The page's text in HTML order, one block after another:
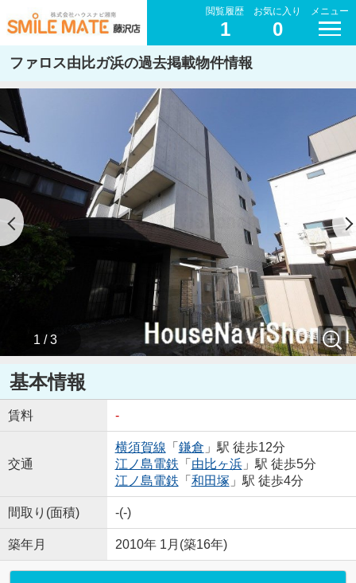
閲覧履歴
1
お気に入り
0
メニュー
ファロス由比ガ浜の過去掲載物件情報
1 / 3
基本情報
賃料 -
交通
横須賀線 「 鎌倉 」駅 徒歩12分
江ノ島電鉄 「 由比ヶ浜」駅 徒歩5分
江ノ島電鉄 「 和田塚 」駅 徒歩4分
間取り(面積) -(-)
築年月 2010年 1月(築16年)